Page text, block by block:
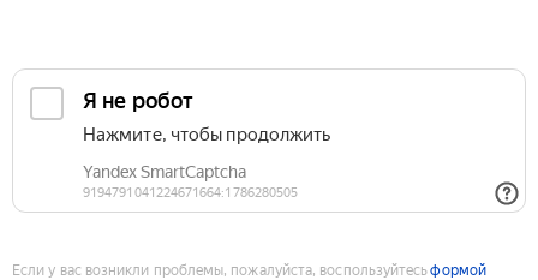
Если у вас возникли проблемы, пожалуйста, воспользуйтесьформой